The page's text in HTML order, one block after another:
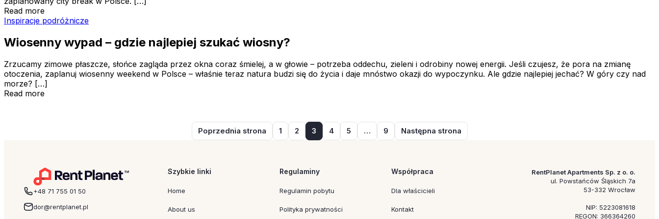
Read more
Wiosenny wypad – gdzie najlepiej szukać wiosny?
Inspiracje podróżnicze
Wiosenny wypad – gdzie najlepiej szukać wiosny?
Zrzucamy zimowe płaszcze, słońce zagląda przez okna coraz śmielej, a w głowie – potrzeba oddechu, zieleni i odrobiny nowej energii. Jeśli czujesz, że pora na zmianę
otoczenia, zaplanuj wiosenny weekend w Polsce – właśnie teraz natura budzi się do życia i daje mnóstwo okazji do wypoczynku. Ale gdzie najlepiej jechać? W góry czy nad
morze? […]
Read more
Poprzednia strona 1 2 3 4 5 … 9 Następna strona
+48 71 755 01 50
dor@rentplanet.pl
Szybkie linki
Home
About us
Regulaminy
Regulamin pobytu
Polityka prywatności
Współpraca
Dla właścicieli
Kontakt
RentPlanet Apartments Sp. z o. o.
ul. Powstańców Śląskich 7a
53-332 Wrocław
NIP: 5223081618
REGON: 366364260